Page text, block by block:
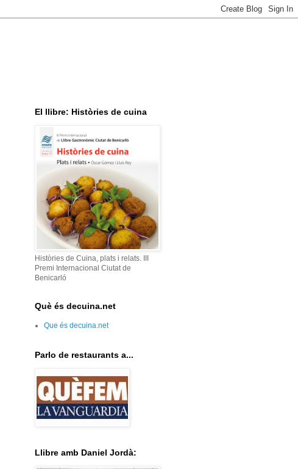
El llibre: Històries de cuina
Històries de Cuina, plats i relats. III
Premi Internacional Ciutat de
Benicarló
Què és decuina.net
Que és decuina.net
Parlo de restaurants a...
Llibre amb Daniel Jordà: